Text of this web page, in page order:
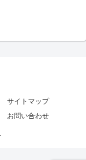
サイトマップ
お問い合わせ